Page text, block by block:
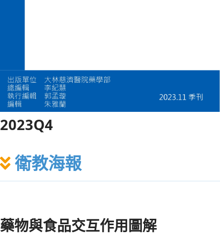
2023Q4
衛教海報
藥物與食品交互作用圖解